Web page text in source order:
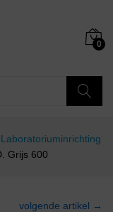
0
Laboratoriuminrichting
Grijs 600
volgende artikel →